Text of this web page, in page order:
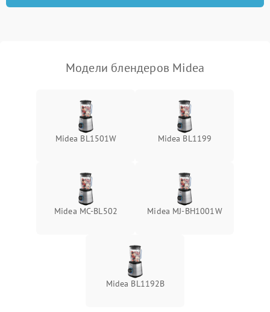
Модели блендеров Midea
Midea BL1501W Midea BL1199
Midea MC-BL502 Midea MJ-BH1001W
Midea BL1192B